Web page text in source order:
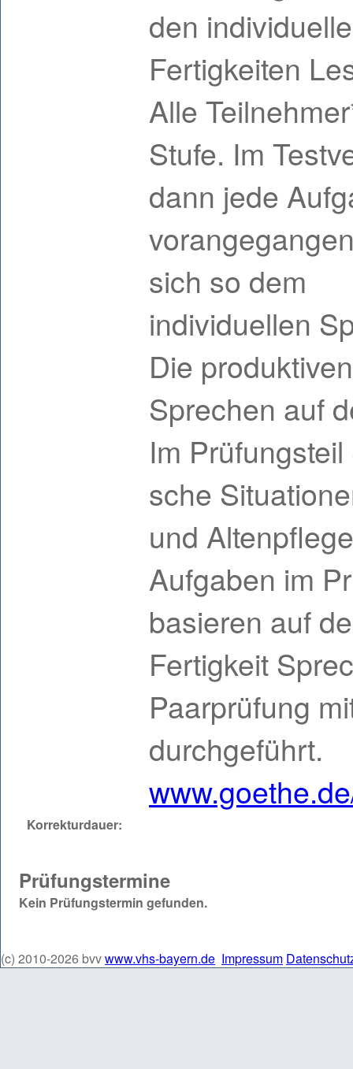
den
Fertigkeiten
Alle
Stufe. Im
dann jede
sich so dem
individuellen
Die
Sprechen auf
Im
sche
und
Aufgaben im
basieren auf
Fertigkeit
Paarprüfung
durchgeführt.
Korrekturdauer:
Prüfungstermine
Kein Prüfungstermin gefunden.
(c) 2010-2026 bvvwww.vhs-bayern.de Impressum